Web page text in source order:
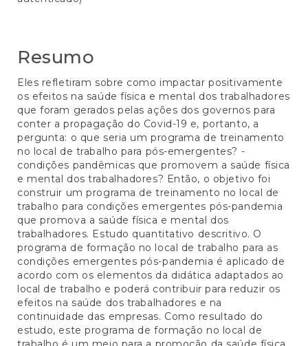
Resumo
Eles refletiram sobre como impactar positivamente
os efeitos na saúde física e mental dos trabalhadores
que foram gerados pelas ações dos governos para
conter a propagação do Covid-19 e, portanto, a
pergunta: o que seria um programa de treinamento
no local de trabalho para pós-emergentes? -
condições pandêmicas que promovem a saúde física
e mental dos trabalhadores? Então, o objetivo foi
construir um programa de treinamento no local de
trabalho para condições emergentes pós-pandemia
que promova a saúde física e mental dos
trabalhadores. Estudo quantitativo descritivo. O
programa de formação no local de trabalho para as
condições emergentes pós-pandemia é aplicado de
acordo com os elementos da didática adaptados ao
local de trabalho e poderá contribuir para reduzir os
efeitos na saúde dos trabalhadores e na
continuidade das empresas. Como resultado do
estudo, este programa de formação no local de